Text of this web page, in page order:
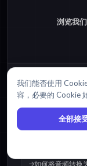
浏览我
热门资源
MP3 转 文本
MP3 转 PDF
如何将音频转换
我们能否使用
容，必要的 Cookie
全部接